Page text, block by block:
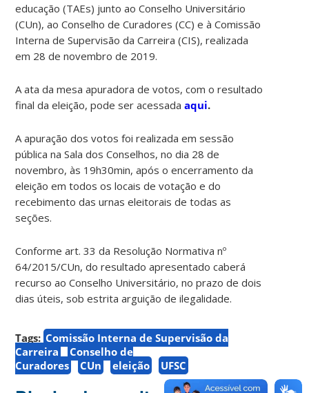
educação (TAEs) junto ao Conselho Universitário
(CUn), ao Conselho de Curadores (CC) e à Comissão
Interna de Supervisão da Carreira (CIS), realizada
em 28 de novembro de 2019.
A ata da mesa apuradora de votos, com o resultado
final da eleição, pode ser acessadaaqui.
A apuração dos votos foi realizada em sessão
pública na Sala dos Conselhos, no dia 28 de
novembro, às 19h30min, após o encerramento da
eleição em todos os locais de votação e do
recebimento das urnas eleitorais de todas as
seções.
Conforme art. 33 da Resolução Normativa nº
64/2015/CUn, do resultado apresentado caberá
recurso ao Conselho Universitário, no prazo de dois
dias úteis, sob estrita arguição de ilegalidade.
Tags: Comissão Interna de Supervisão da
Carreira
Conselho de
Curadores
CUn eleição UFSC